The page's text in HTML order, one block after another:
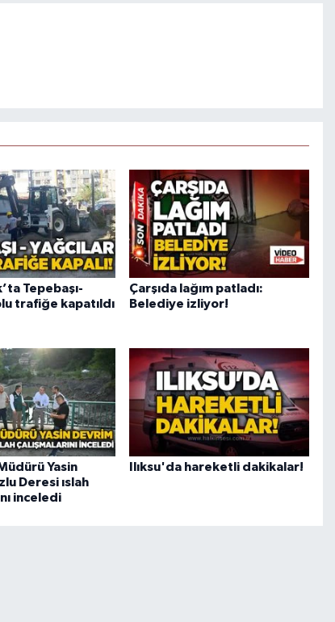
Tepebaşı-
trafiğe kapatıldı
Çarşıda lağım patladı:
Belediye izliyor!
Yasin
Deresi ıslah
inceledi
Ilıksu'da hareketli dakikalar!